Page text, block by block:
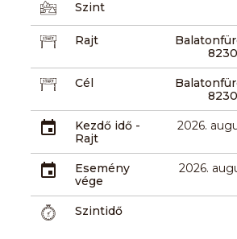
Szint
Rajt
Cél
Kezdő idő -
Rajt
2026.
Esemény
vége
2026.
Szintidő